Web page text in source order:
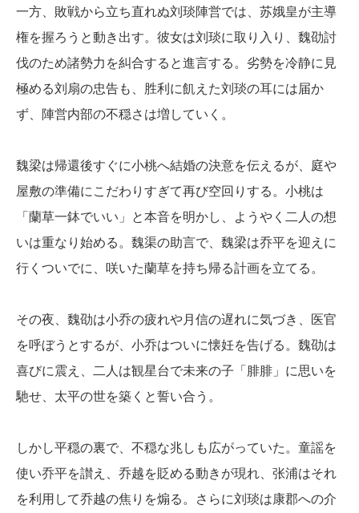
一方、敗戦から立ち直れぬ刘琰陣営では、苏娥皇が主導
権を握ろうと動き出す。彼女は刘琰に取り入り、魏劭討
伐のため諸勢力を糾合すると進言する。劣勢を冷静に見
極める刘扇の忠告も、胜利に飢えた刘琰の耳には届か
ず、陣営内部の不穏さは増していく。
魏梁は帰還後すぐに小桃へ結婚の決意を伝えるが、庭や
屋敷の準備にこだわりすぎて再び空回りする。小桃は
「蘭草一鉢でいい」と本音を明かし、ようやく二人の想
いは重なり始める。魏渠の助言で、魏梁は乔平を迎えに
行くついでに、咲いた蘭草を持ち帰る計画を立てる。
その夜、魏劭は小乔の疲れや月信の遅れに気づき、医官
を呼ぼうとするが、小乔はついに懐妊を告げる。魏劭は
喜びに震え、二人は観星台で未来の子「腓腓」に思いを
馳せ、太平の世を築くと誓い合う。
しかし平穏の裏で、不穏な兆しも広がっていた。童謡を
使い乔平を讃え、乔越を貶める動きが現れ、张浦はそれ
を利用して乔越の焦りを煽る。さらに刘琰は康郡への介